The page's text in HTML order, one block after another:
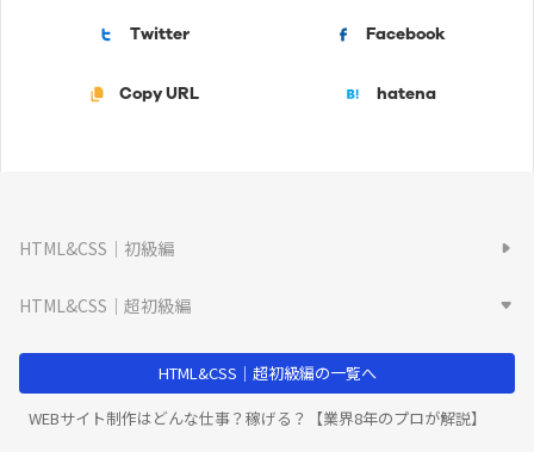
HTML&CSS｜初級編
HTML&CSS｜超初級編
HTML&CSS｜超初級編の一覧へ
WEBサイト制作はどんな仕事？稼げる？【業界8年のプロが解説】
Twitter Facebook
Copy URL hatena